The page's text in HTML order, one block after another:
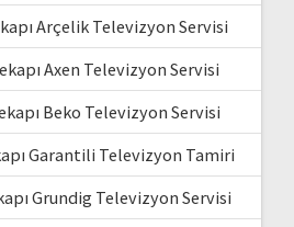
Arçelik Televizyon Servisi
Axen Televizyon Servisi
Beko Televizyon Servisi
Garantili Televizyon Tamiri
Grundig Televizyon Servisi